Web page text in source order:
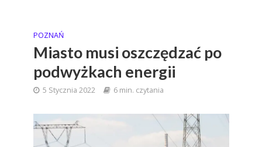
POZNAŃ
Miasto musi oszczędzać po
podwyżkach energii
5 Stycznia 2022 6 min. czytania